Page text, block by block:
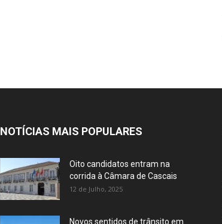
NOTÍCIAS MAIS POPULARES
Oito candidatos entram na
corrida à Câmara de Cascais
12 de Julho, 2025
Novos sentidos de trânsito em